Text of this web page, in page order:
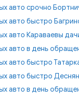
авто срочно
авто быстро
авто Караваевы
авто в день
авто быстро
авто быстро
авто в день